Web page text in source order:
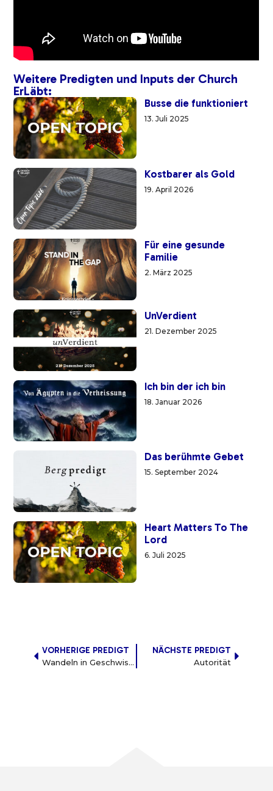
Weitere Predigten und Inputs der Church
ErLäbt:
Busse die funktioniert
13. Juli 2025
Kostbarer als Gold
19. April 2026
Für eine gesunde
Familie
2. März 2025
UnVerdient
21. Dezember 2025
Ich bin der ich bin
18. Januar 2026
Das berühmte Gebet
15. September 2024
Heart Matters To The
Lord
6. Juli 2025
VORHERIGE PREDIGT
Wandeln in Geschwisterliebe
NÄCHSTE PREDIGT
Autorität